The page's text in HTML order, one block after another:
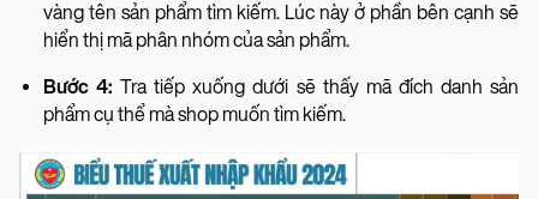
vàng tên sản phẩm tìm kiếm. Lúc này ở phần bên cạnh sẽ
hiển thị mã phân nhóm của sản phẩm.
Bước 4: Tra tiếp xuống dưới sẽ thấy mã đích danh sản
phẩm cụ thể mà shop muốn tìm kiếm.